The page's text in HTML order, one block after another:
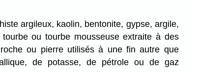
argileux, kaolin, bentonite, gypse, argile,
ou tourbe mousseuse extraite à des
ou pierre utilisés à une fin autre que
de potasse, de pétrole ou de gaz